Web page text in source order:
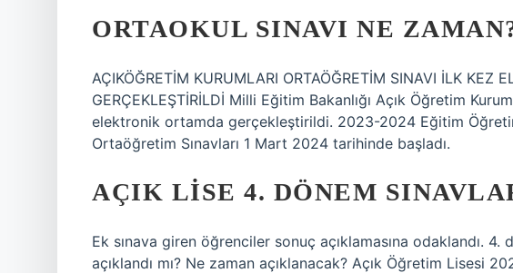
ORTAOKUL SINAVI NE
AÇIKÖĞRETİM KURUMLARI ORTAÖĞRETİM SINAVI İLK KEZ
GERÇEKLEŞTİRİLDİ Milli Eğitim Bakanlığı Açık Öğretim
elektronik ortamda gerçekleştirildi. 2023-2024 Eğitim
Ortaöğretim Sınavları 1 Mart 2024 tarihinde başladı.
AÇIK LISE 4. DÖNEM
Ek sınava giren öğrenciler sonuç açıklamasına odaklandı. 4.
açıklandı mı? Ne zaman açıklanacak? Açık Öğretim Lisesi